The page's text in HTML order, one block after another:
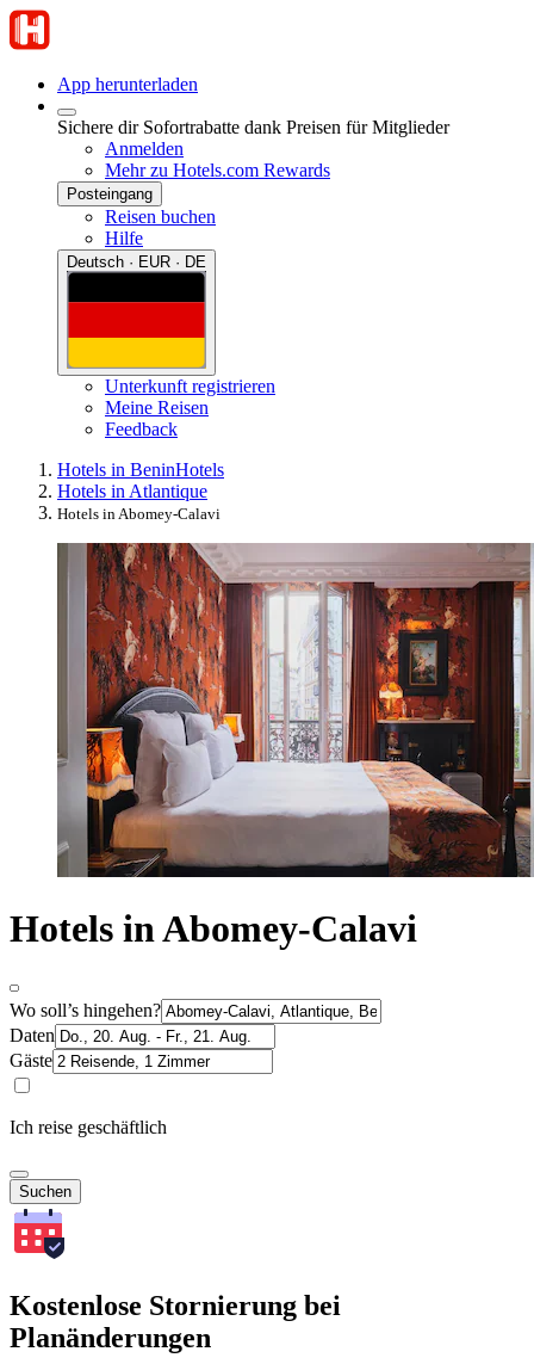
App herunterladen
Sichere dir Sofortrabatte dank Preisen für Mitglieder
Anmelden
Mehr zu Hotels.com Rewards
Posteingang
Reisen buchen
Hilfe
Deutsch · EUR · DE
Unterkunft registrieren
Meine Reisen
Feedback
Hotels in BeninHotels
Hotels in Atlantique
Hotels in Abomey-Calavi
Hotels in Abomey-Calavi
Wo soll’s hingehen?
Daten
Gäste
Ich reise geschäftlich
Suchen
Kostenlose Stornierung bei
Planänderungen